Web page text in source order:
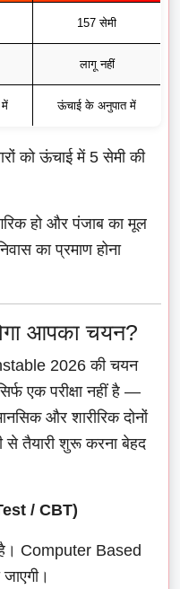
157 सेमी
लागू नहीं
ऊंचाई के अनुपात में
को ऊंचाई में 5 सेमी की
हो और पंजाब का मूल
का प्रमाण होना
आपका चयन?
2026 की चयन
एक परीक्षा नहीं है —
और शारीरिक दोनों
से तैयारी शुरू करना बेहद
/ CBT)
Computer Based